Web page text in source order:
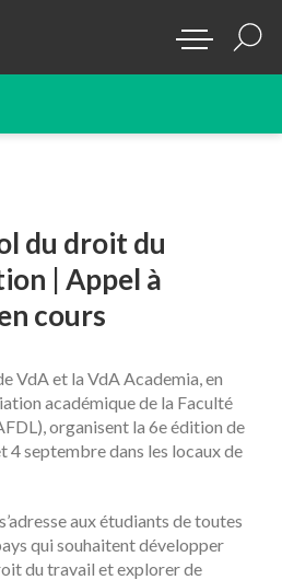
du droit du
| Appel à
cours
VdA et la VdA Academia, en
académique de la Faculté
organisent la 6e édition de
4 septembre dans les locaux de
aux étudiants de toutes
qui souhaitent développer
du travail et explorer de